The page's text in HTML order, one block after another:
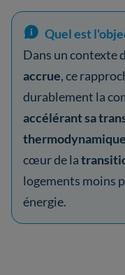
Quel est
Dans un contexte
accrue, ce
durablement la
accélérant sa
cœur de la
logements moins
énergie.